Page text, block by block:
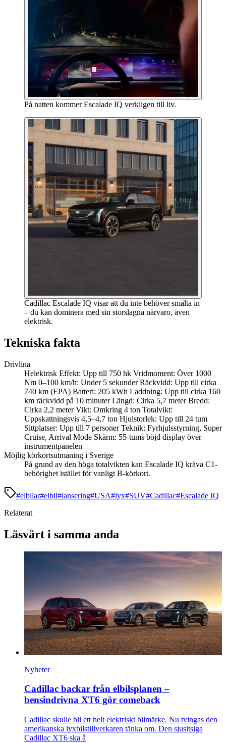
På natten kommer Escalade IQ verkligen till liv.
Cadillac Escalade IQ visar att du inte behöver smälta in
– du kan dominera med sin storslagna närvaro, även
elektrisk.
Tekniska fakta
Drivlina
Helektrisk Effekt: Upp till 750 hk Vridmoment: Över 1000
Nm 0–100 km/h: Under 5 sekunder Räckvidd: Upp till cirka
740 km (EPA) Batteri: 205 kWh Laddning: Upp till cirka 160
km räckvidd på 10 minuter Längd: Cirka 5,7 meter Bredd:
Cirka 2,2 meter Vikt: Omkring 4 ton Totalvikt:
Uppskattningsvis 4,5–4,7 ton Hjulstorlek: Upp till 24 tum
Sittplatser: Upp till 7 personer Teknik: Fyrhjulsstyrning, Super
Cruise, Arrival Mode Skärm: 55-tums böjd display över
instrumentpanelen
Möjlig körkortsutmaning i Sverige
På grund av den höga totalvikten kan Escalade IQ kräva C1-
behörighet istället för vanligt B-körkort.
#elbilar#elbil#lansering#USA#lyx#SUV#Cadillac#Escalade IQ
Relaterat
Läsvärt i samma anda
Nyheter
Cadillac backar från elbilsplanen –
bensindrivna XT6 gör comeback
Cadillac skulle bli ett helt elektriskt bilmärke. Nu tvingas den
amerikanska lyxbilstillverkaren tänka om. Den sjusitsiga
Cadillac XT6 ska å